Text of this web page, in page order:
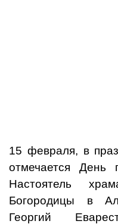
15 февраля, в
отмечается День
Настоятель
Богородицы в
Георгий